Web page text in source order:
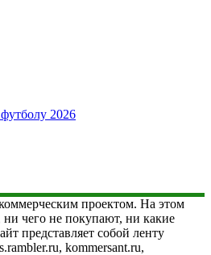
2026
проектом. На этом
ни чего не покупают, ни какие
представляет собой ленту
kommersant.ru,